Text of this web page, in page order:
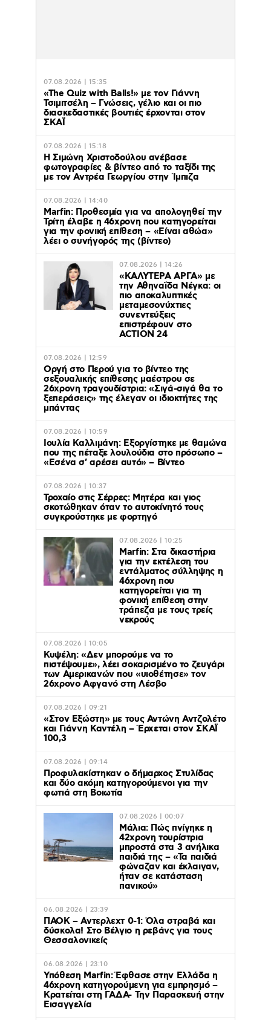
07.08.2026 | 15:35
«The Quiz with Balls!» με τον Γιάννη
Τσιμιτσέλη – Γνώσεις, γέλιο και οι πιο
διασκεδαστικές βουτιές έρχονται στον
ΣΚΑΪ
07.08.2026 | 15:18
Η Σιμώνη Χριστοδούλου ανέβασε
φωτογραφίες & βίντεο από το ταξίδι της
με τον Αντρέα Γεωργίου στην Ίμπιζα
07.08.2026 | 14:40
Marfin: Προθεσμία για να απολογηθεί την
Τρίτη έλαβε η 46χρονη που κατηγορείται
για την φονική επίθεση – «Είναι αθώα»
λέει ο συνήγορός της (βίντεο)
07.08.2026 | 14:26
«ΚΑΛΥΤΕΡΑ ΑΡΓΑ» με
την Αθηναΐδα Νέγκα: οι
πιο αποκαλυπτικές
μεταμεσονύχτιες
συνεντεύξεις
επιστρέφουν στο
ACTION 24
07.08.2026 | 12:59
Οργή στο Περού για το βίντεο της
σεξουαλικής επίθεσης μαέστρου σε
26χρονη τραγουδίστρια: «Σιγά-σιγά θα το
ξεπεράσεις» της έλεγαν οι ιδιοκτήτες της
μπάντας
07.08.2026 | 10:59
Ιουλία Καλλιμάνη: Εξοργίστηκε με θαμώνα
που της πέταξε λουλούδια στο πρόσωπο –
«Εσένα σ’ αρέσει αυτό» – Βίντεο
07.08.2026 | 10:37
Τροχαίο στις Σέρρες: Μητέρα και γιος
σκοτώθηκαν όταν το αυτοκίνητό τους
συγκρούστηκε με φορτηγό
07.08.2026 | 10:25
Marfin: Στα δικαστήρια
για την εκτέλεση του
εντάλματος σύλληψης η
46χρονη που
κατηγορείται για τη
φονική επίθεση στην
τράπεζα με τους τρείς
νεκρούς
07.08.2026 | 10:05
Κυψέλη: «Δεν μπορούμε να το
πιστέψουμε», λέει σοκαρισμένο το ζευγάρι
των Αμερικανών που «υιοθέτησε» τον
26χρονο Αφγανό στη Λέσβο
07.08.2026 | 09:21
«Στον Εξώστη» με τους Αντώνη Αντζολέτο
και Γιάννη Καντέλη – Έρχεται στον ΣΚΑΪ
100,3
07.08.2026 | 09:14
Προφυλακίστηκαν ο δήμαρχος Στυλίδας
και δύο ακόμη κατηγορούμενοι για την
φωτιά στη Βοιωτία
07.08.2026 | 00:07
Μάλια: Πώς πνίγηκε η
42χρονη τουρίστρια
μπροστά στα 3 ανήλικα
παιδιά της – «Τα παιδιά
φώναζαν και έκλαιγαν,
ήταν σε κατάσταση
πανικού»
06.08.2026 | 23:39
ΠΑΟΚ – Αντερλεχτ 0-1: Όλα στραβά και
δύσκολα! Στο Βέλγιο η ρεβάνς για τους
Θεσσαλονικείς
06.08.2026 | 23:10
Υπόθεση Marfin: Έφθασε στην Ελλάδα η
46χρονη κατηγορούμενη για εμπρησμό –
Κρατείται στη ΓΑΔΑ- Την Παρασκευή στην
Εισαγγελία